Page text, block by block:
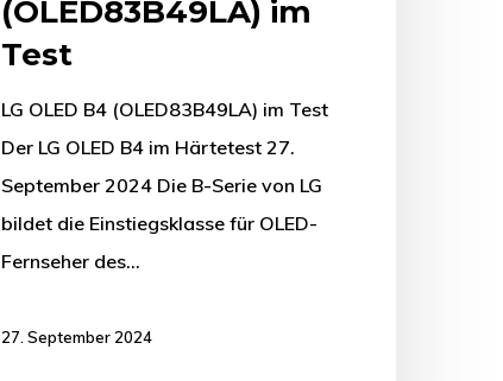
(OLED83B49LA) im
Test
LG OLED B4 (OLED83B49LA) im Test
Der LG OLED B4 im Härtetest 27.
September 2024 Die B-Serie von LG
bildet die Einstiegsklasse für OLED-
Fernseher des…
27. September 2024